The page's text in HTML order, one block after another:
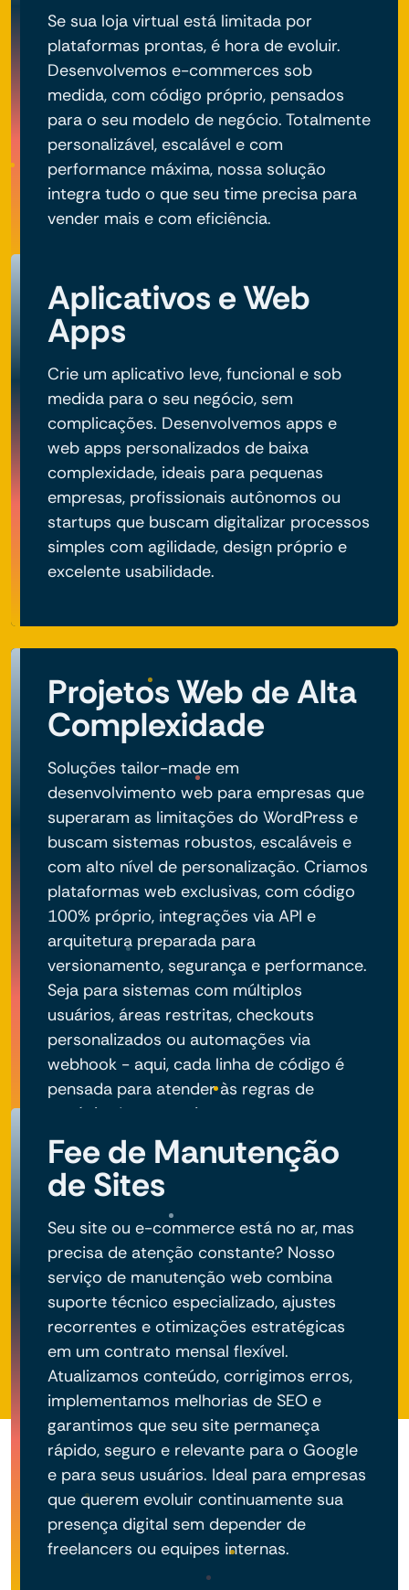
Se sua loja virtual está limitada por
plataformas prontas, é hora de evoluir.
Desenvolvemos e-commerces sob
medida, com código próprio, pensados
para o seu modelo de negócio. Totalmente
personalizável, escalável e com
performance máxima, nossa solução
integra tudo o que seu time precisa para
vender mais e com eficiência.
Aplicativos e Web
Apps
Crie um aplicativo leve, funcional e sob
medida para o seu negócio, sem
complicações. Desenvolvemos apps e
web apps personalizados de baixa
complexidade, ideais para pequenas
empresas, profissionais autônomos ou
startups que buscam digitalizar processos
simples com agilidade, design próprio e
excelente usabilidade.
Projetos Web de Alta
Complexidade
Soluções tailor-made em
desenvolvimento web para empresas que
superaram as limitações do WordPress e
buscam sistemas robustos, escaláveis e
com alto nível de personalização. Criamos
plataformas web exclusivas, com código
100% próprio, integrações via API e
arquitetura preparada para
versionamento, segurança e performance.
Seja para sistemas com múltiplos
usuários, áreas restritas, checkouts
personalizados ou automações via
webhook - aqui, cada linha de código é
pensada para atender às regras de
negócio do seu projeto.
Fee de Manutenção
de Sites
Seu site ou e-commerce está no ar, mas
precisa de atenção constante? Nosso
serviço de manutenção web combina
suporte técnico especializado, ajustes
recorrentes e otimizações estratégicas
em um contrato mensal flexível.
Atualizamos conteúdo, corrigimos erros,
implementamos melhorias de SEO e
garantimos que seu site permaneça
rápido, seguro e relevante para o Google
e para seus usuários. Ideal para empresas
que querem evoluir continuamente sua
presença digital sem depender de
freelancers ou equipes internas.